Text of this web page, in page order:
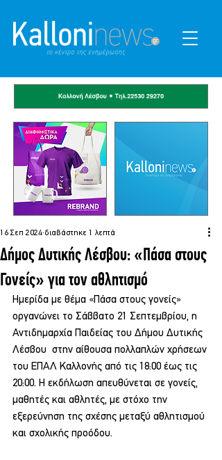
Δήμος Δυτικής Λέσβου: «Πάσα στους
Γονείς» για τον αθλητισμό
16 Σεπ 2024 διαβάστηκε 1 λεπτά
Ημερίδα με θέμα «Πάσα στους γονείς»
οργανώνει το Σάββατο 21 Σεπτεμβρίου, η
Αντιδημαρχία Παιδείας του Δήμου Δυτικής
Λέσβου  στην αίθουσα πολλαπλών χρήσεων
του ΕΠΑΛ Καλλονής από τις 18:00 έως τις
20:00. Η εκδήλωση απευθύνεται σε γονείς,
μαθητές και αθλητές, με στόχο την
εξερεύνηση της σχέσης μεταξύ αθλητισμού
και σχολικής προόδου.